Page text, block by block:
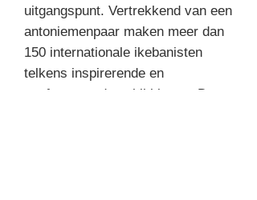
uitgangspunt. Vertrekkend van een
antoniemenpaar maken meer dan
150 internationale ikebanisten
telkens inspirerende en
confronterende schikkingen. De